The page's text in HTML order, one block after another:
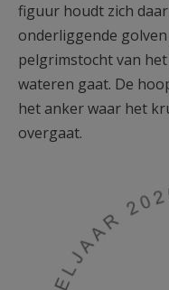
figuur houdt zich
onderliggende
pelgrimstocht van
wateren gaat. De
het anker waar het
overgaat.